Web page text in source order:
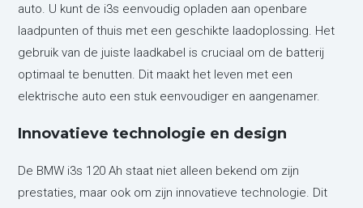
auto. U kunt de i3s eenvoudig opladen aan openbare
laadpunten of thuis met een geschikte laadoplossing. Het
gebruik van de juiste laadkabel is cruciaal om de batterij
optimaal te benutten. Dit maakt het leven met een
elektrische auto een stuk eenvoudiger en aangenamer.
Innovatieve technologie en design
De BMW i3s 120 Ah staat niet alleen bekend om zijn
prestaties, maar ook om zijn innovatieve technologie. Dit